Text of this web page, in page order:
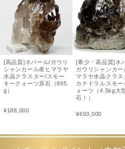
[高品質]ネパール/ガウリ
シャンカール産ヒマラヤ
水晶クラスター/スモー
キークォーツ原石（895
g）
¥188,000
[希少・高品質]ネ
ガウリシャンカー
マラヤ水晶クラス
カテドラルスモー
ォーツ（4.5kg大
石！）
¥693,000